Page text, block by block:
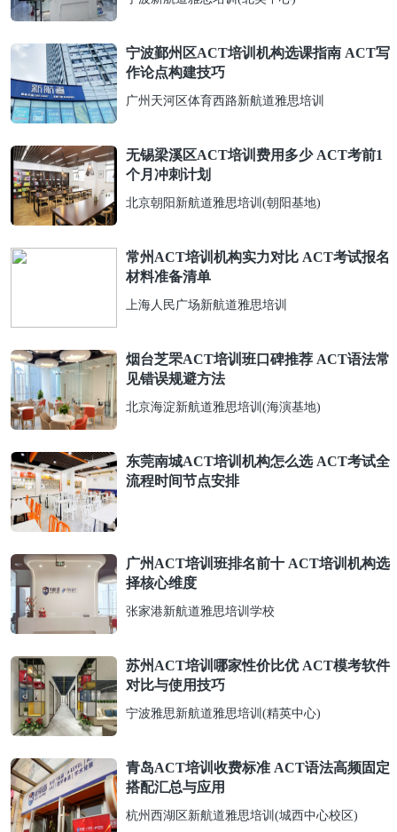
宁波鄞州区ACT培训机构选课指南 ACT写
作论点构建技巧
广州天河区体育西路新航道雅思培训
无锡梁溪区ACT培训费用多少 ACT考前1
个月冲刺计划
北京朝阳新航道雅思培训(朝阳基地)
常州ACT培训机构实力对比 ACT考试报名
材料准备清单
上海人民广场新航道雅思培训
烟台芝罘ACT培训班口碑推荐 ACT语法常
见错误规避方法
北京海淀新航道雅思培训(海演基地)
东莞南城ACT培训机构怎么选 ACT考试全
流程时间节点安排
广州ACT培训班排名前十 ACT培训机构选
择核心维度
张家港新航道雅思培训学校
苏州ACT培训哪家性价比优 ACT模考软件
对比与使用技巧
宁波雅思新航道雅思培训(精英中心)
青岛ACT培训收费标准 ACT语法高频固定
搭配汇总与应用
杭州西湖区新航道雅思培训(城西中心校区)